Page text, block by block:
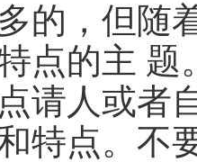
的，但随
点的主
请人或者
特点。不